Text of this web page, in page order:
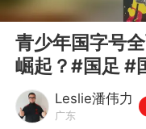
00:00
青少年国字号
崛起？#国足 #
潘谈中超 #潘伟
Leslie潘伟力
广东